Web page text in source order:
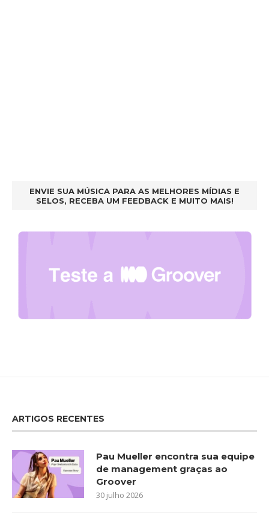
ENVIE SUA MÚSICA PARA AS MELHORES MÍDIAS E
SELOS, RECEBA UM FEEDBACK E MUITO MAIS!
ARTIGOS RECENTES
Pau Mueller encontra sua equipe
de management graças ao
Groover
30 julho 2026